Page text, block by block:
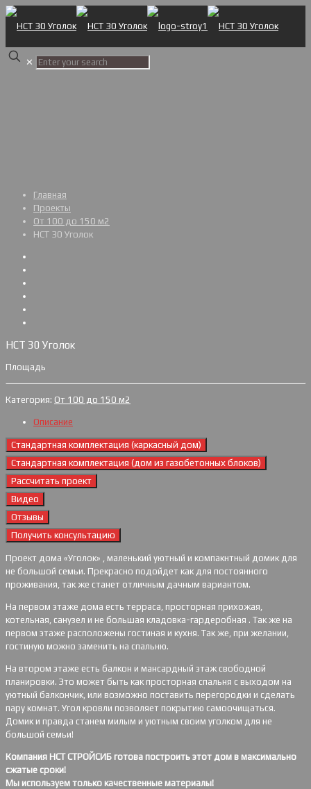
✕
Главная
Проекты
От 100 до 150 м2
НСТ 30 Уголок
НСТ 30 Уголок
Площадь
Категория: От 100 до 150 м2
Описание
Стандартная комплектация (каркасный дом)
Стандартная комплектация (дом из газобетонных блоков)
Рассчитать проект
Видео
Отзывы
Получить консультацию
Проект дома «Уголок» , маленький уютный и компакнтный домик для
не большой семьи. Прекрасно подойдет как для постоянного
проживания, так же станет отличным дачным вариантом.
На первом этаже дома есть терраса, просторная прихожая,
котельная, санузел и не большая кладовка-гардеробная . Так же на
первом этаже расположены гостиная и кухня. Так же, при желании,
гостиную можно заменить на спальню.
На втором этаже есть балкон и мансардный этаж свободной
планировки. Это может быть как просторная спальня с выходом на
уютный балкончик, или возможно поставить перегородки и сделать
пару комнат. Угол кровли позволяет покрытию самоочищаться.
Домик и правда станем милым и уютным своим уголком для не
большой семьи!
Компания НСТ СТРОЙСИБ готова построить этот дом в максимально
сжатые сроки!
Мы используем только качественные материалы!